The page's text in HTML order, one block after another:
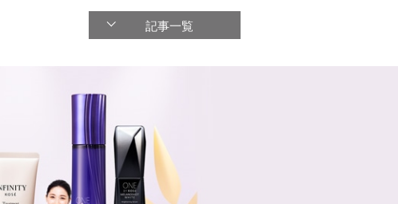
記事一覧